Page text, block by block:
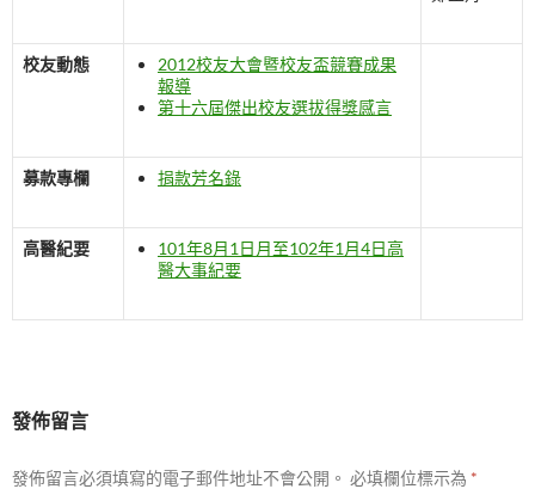
校友動態
2012校友大會暨校友盃競賽成果
報導
第十六屆傑出校友選拔得獎感言
募款專欄 捐款芳名錄
高醫紀要
101年8月1日月至102年1月4日高
醫大事紀要
發佈留言
發佈留言必須填寫的電子郵件地址不會公開。 必填欄位標示為 *